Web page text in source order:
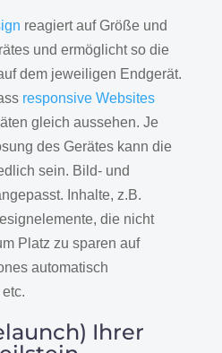
reagiert auf Größe und
und ermöglicht so die
dem jeweiligen Endgerät.
responsive Websites
gleich aussehen. Je
des Gerätes kann die
sein. Bild- und
Inhalte, z.B.
die nicht
Platz zu sparen auf
automatisch
Ihrer